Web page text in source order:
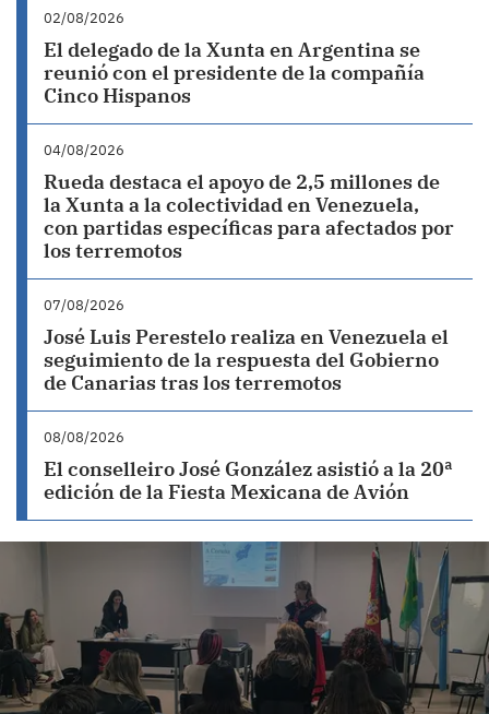
02/08/2026
El delegado de la Xunta en Argentina se
reunió con el presidente de la compañía
Cinco Hispanos
04/08/2026
Rueda destaca el apoyo de 2,5 millones de
la Xunta a la colectividad en Venezuela,
con partidas específicas para afectados por
los terremotos
07/08/2026
José Luis Perestelo realiza en Venezuela el
seguimiento de la respuesta del Gobierno
de Canarias tras los terremotos
08/08/2026
El conselleiro José González asistió a la 20ª
edición de la Fiesta Mexicana de Avión